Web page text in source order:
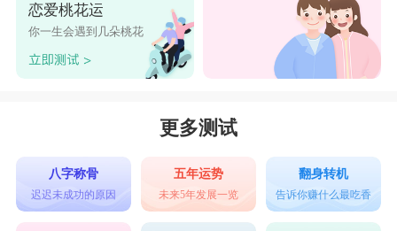
恋爱桃花运
你一生会遇到几朵桃花
更多测试
八字称骨
迟迟未成功的原因
五年运势
未来5年发展一览
翻身转机
告诉你赚什么最吃香